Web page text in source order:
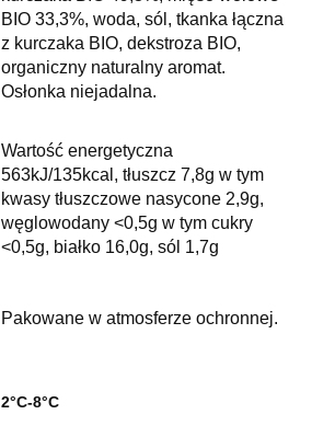
BIO 33,3%, woda, sól, tkanka łączna
z kurczaka BIO, dekstroza BIO,
organiczny naturalny aromat.
Osłonka niejadalna.
Wartość energetyczna
563kJ/135kcal, tłuszcz 7,8g w tym
kwasy tłuszczowe nasycone 2,9g,
węglowodany <0,5g w tym cukry
<0,5g, białko 16,0g, sól 1,7g
Pakowane w atmosferze ochronnej.
2°C-8°C